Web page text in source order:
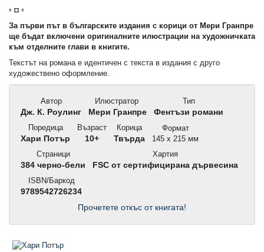
▫ ◘ ▫
За първи път в българските издания с корици от Мери Гранпре
ще бъдат включени оригиналните илюстрации на художничката
към отделните глави в книгите.
Текстът на романа е идентичен с текста в издания с друго
художествено оформление.
Автор
Дж. К. Роулинг
Илюстратор
Мери Гранпре
Тип
Фентъзи романи
Поредица
Хари Потър
Възраст
10+
Корица
Твърда
Формат
145 x 215 мм
Страници
384 черно-бели
Хартия
FSC от сертифицирана дървесина
ISBN/Баркод
9789542726234
Прочетете откъс от книгата!